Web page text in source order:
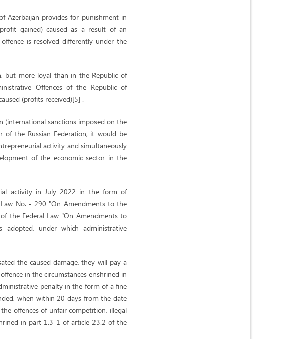
Azerbaijan provides for punishment in
gained) caused as a result of an
is resolved differently under the
but more loyal than in the Republic of
Offences of the Republic of
(profits received)[5] .
sanctions imposed on the
of the Russian Federation, it would be
activity and simultaneously
of the economic sector in the
activity in July 2022 in the form of
No. - 290 "On Amendments to the
the Federal Law "On Amendments to
under which administrative
the caused damage, they will pay a
in the circumstances enshrined in
penalty in the form of a fine
when within 20 days from the date
offences of unfair competition, illegal
in part 1.3-1 of article 23.2 of the